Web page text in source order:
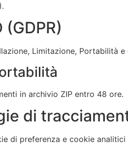
Limitazione, Portabilità
in archivio ZIP entro 48 ore.
di
di preferenza e cookie analitici